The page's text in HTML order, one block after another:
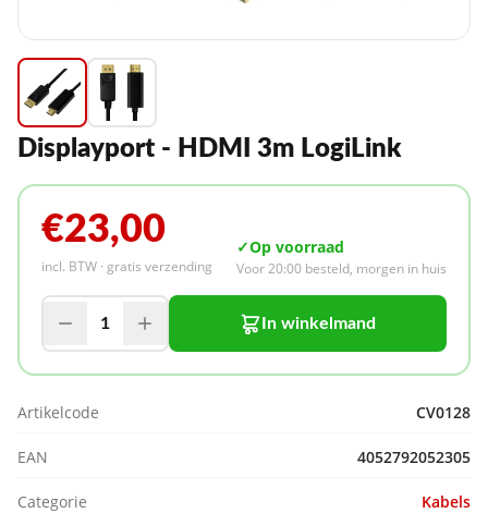
Displayport - HDMI 3m LogiLink
€23,00
incl. BTW · gratis verzending
✓Op voorraad
Voor 20:00 besteld, morgen in huis
1 In winkelmand
Artikelcode CV0128
EAN 4052792052305
Categorie Kabels